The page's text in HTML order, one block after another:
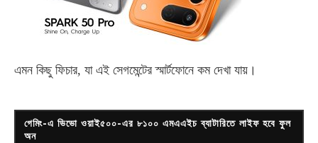
এমন কিছু ফিচার, যা এই সেগমেন্টের স্মার্টফোনে কম দেখা যায়।
গেমিং-এ ভিভো ওয়াই৫০০-এর ৮১০০ এমএএইচ ব্যাটারিতে লাইফ হবে ফুল
অন